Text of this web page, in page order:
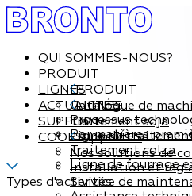
QUI SOMMES-NOUS?
PRODUIT
PRODUIT
Catalogue de
Processus
Par matières
LIGNES
LIGNES
Traitement soja
Ligne de
Traitement colza
Ligne de fourrage
ACTUALITÉS
SUPPORT
Support
Nos solutions de
Installation et
Service de
COORDONNÉES
Types d'activités